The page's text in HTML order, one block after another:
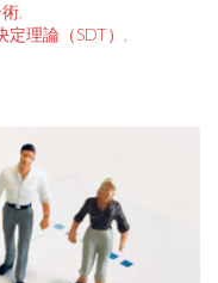
定理論（SDT）